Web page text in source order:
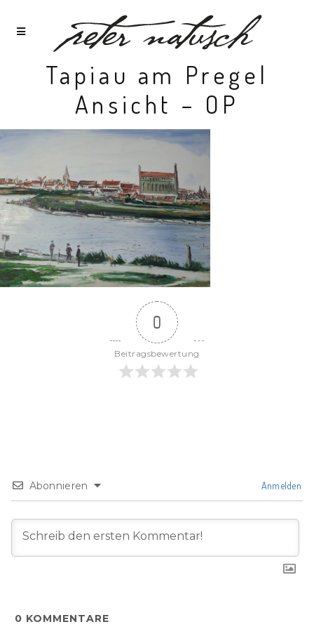
Tapiau am Pregel
Ansicht – OP
0
Beitragsbewertung
Abonnieren Anmelden
0 KOMMENTARE